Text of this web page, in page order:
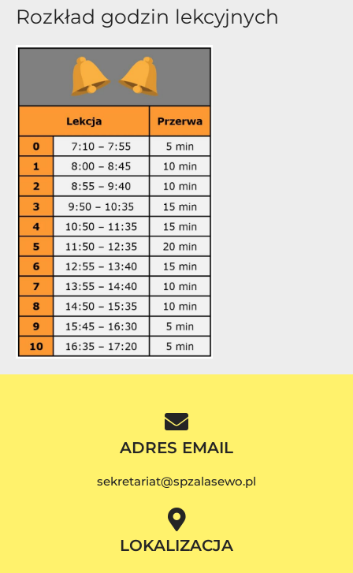
Rozkład godzin lekcyjnych
ADRES EMAIL
sekretariat@spzalasewo.pl
LOKALIZACJA